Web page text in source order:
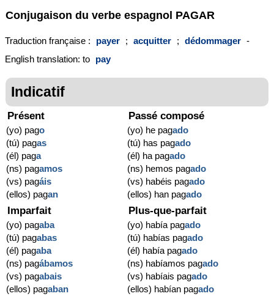
Conjugaison du verbe espagnol PAGAR
Traduction française : payer ; acquitter ; dédommager -
English translation: to pay
Indicatif
Présent
(yo) pago
(tú) pagas
(él) paga
(ns) pagamos
(vs) pagáis
(ellos) pagan
Passé composé
(yo) he pagado
(tú) has pagado
(él) ha pagado
(ns) hemos pagado
(vs) habéis pagado
(ellos) han pagado
Imparfait
(yo) pagaba
(tú) pagabas
(él) pagaba
(ns) pagábamos
(vs) pagabais
(ellos) pagaban
Plus-que-parfait
(yo) había pagado
(tú) habías pagado
(él) había pagado
(ns) habíamos pagado
(vs) habíais pagado
(ellos) habían pagado